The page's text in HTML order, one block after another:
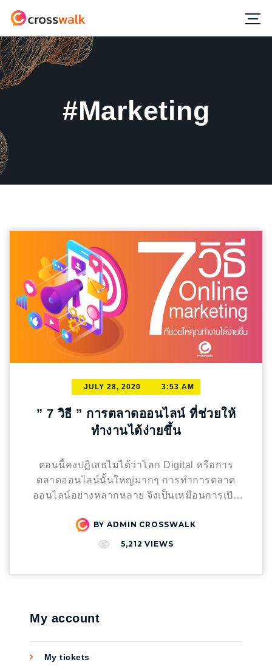
#Marketing
JULY 28, 2020 3:53 AM
” 7 วิธี ” การตลาดออนไลน์ ที่ช่วยให้
ทำงานได้ง่ายขึ้น
ตอนนี้คงปฏิเสธไม่ได้ว่าโลก Digital หรือการ
ตลาดออนไลน์นั้นใหญ่มากๆ การทำการตลาด
ออนไลน์อย่างหลากหลาย จึงเป็นเหมือนการเปิด
หรือเป็นลูกค้าได้ ซึ่งหากที่ผ่านมาคุณใช้เพียง
Facebook หรือ Line@ ในการทำช่องทางการ
เพื่อยกระดับร้านค้าหรือธุรกิจของคุณให้ครบ
เป็นการทำการตลาดผ่านโทรศัพท์มือถือ สมาร์ท
BY ADMIN CROSSWALK
5,212 VIEWS
My account
My tickets